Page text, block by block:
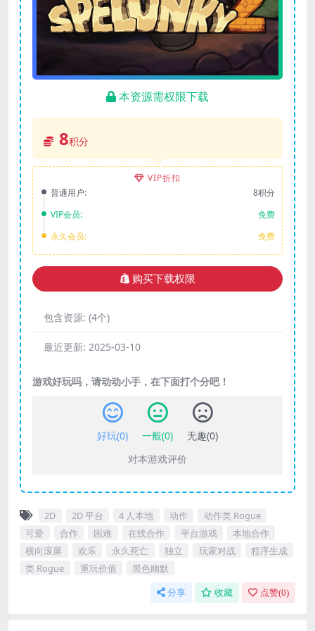
本资源需权限下载
8积分
VIP折扣
普通用户:
8积分
VIP会员:
免费
永久会员:
免费
购买下载权限
包含资源: (4个)
最近更新: 2025-03-10
游戏好玩吗，请动动小手，在下面打个分吧！
好玩(0) 一般(0) 无趣(0)
对本游戏评价
2D 2D 平台 4 人本地 动作
动作类 Rogue
可爱
合作 困难 在线合作 平台游戏
本地合作
横向滚屏
欢乐 永久死亡 独立 玩家对战
程序生成
类 Rogue
重玩价值 黑色幽默
分享 收藏 点赞(0)